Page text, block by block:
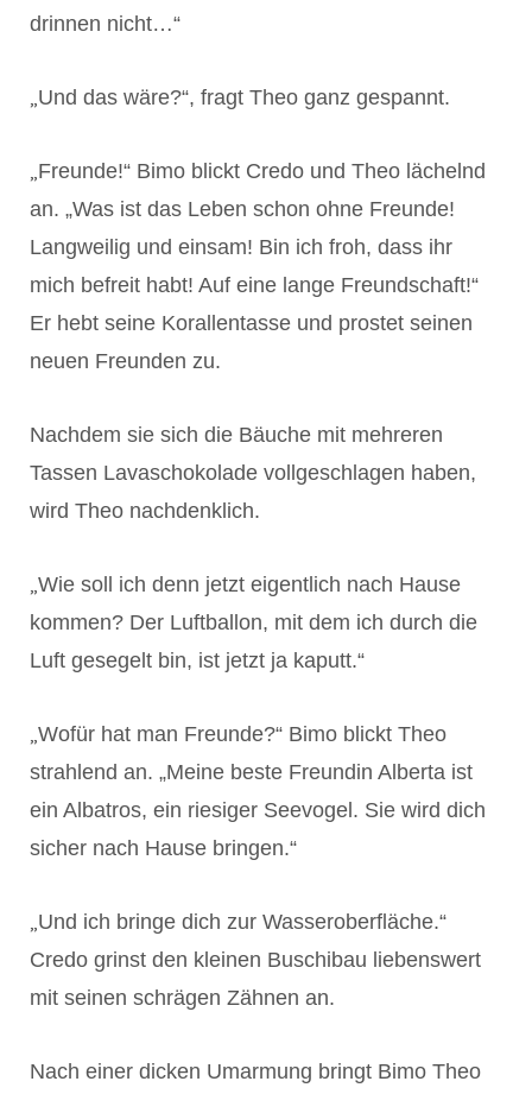
drinnen nicht…“
Und das wäre?“, fragt Theo ganz gespannt.
Freunde!“ Bimo blickt Credo und Theo lächelnd
an. „Was ist das Leben schon ohne Freunde!
Langweilig und einsam! Bin ich froh, dass ihr
mich befreit habt! Auf eine lange Freundschaft!“
Er hebt seine Korallentasse und prostet seinen
neuen Freunden zu.
Nachdem sie sich die Bäuche mit mehreren
Tassen Lavaschokolade vollgeschlagen haben,
wird Theo nachdenklich.
Wie soll ich denn jetzt eigentlich nach Hause
kommen? Der Luftballon, mit dem ich durch die
Luft gesegelt bin, ist jetzt ja kaputt.“
Wofür hat man Freunde?“ Bimo blickt Theo
strahlend an. „Meine beste Freundin Alberta ist
ein Albatros, ein riesiger Seevogel. Sie wird dich
sicher nach Hause bringen.“
Und ich bringe dich zur Wasseroberfläche.“
Credo grinst den kleinen Buschibau liebenswert
mit seinen schrägen Zähnen an.
Nach einer dicken Umarmung bringt Bimo Theo